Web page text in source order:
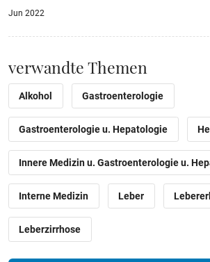
Jun 2022
verwandte Themen
Alkohol Gastroenterologie
Gastroenterologie u. Hepatologie
Innere Medizin u. Gastroenterologie u.
Interne Medizin Leber
Leberzirrhose